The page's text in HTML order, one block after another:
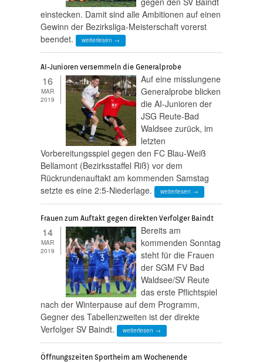
einstecken. Damit sind alle Ambitionen auf einen
Gewinn der Bezirksliga-Meisterschaft vorerst
beendet.
weiterlesen →
AI-Junioren versemmeln die Generalprobe
16
MAR
2019
Auf eine misslungene
Generalprobe blicken
die AI-Junioren der
JSG Reute-Bad
Waldsee zurück, im
letzten
Vorbereitungsspiel gegen den FC Blau-Weiß
Bellamont (Bezirksstaffel Riß) vor dem
Rückrundenauftakt am kommenden Samstag
setzte es eine 2:5-Niederlage.
weiterlesen →
Frauen zum Auftakt gegen direkten Verfolger Baindt
14
MAR
2019
Bereits am
kommenden Sonntag
steht für die Frauen
der SGM FV Bad
Waldsee/SV Reute
das erste Pflichtspiel
nach der Winterpause auf dem Programm,
Gegner des Tabellenzweiten ist der direkte
Verfolger SV Baindt.
weiterlesen →
Öffnungszeiten Sportheim am Wochenende